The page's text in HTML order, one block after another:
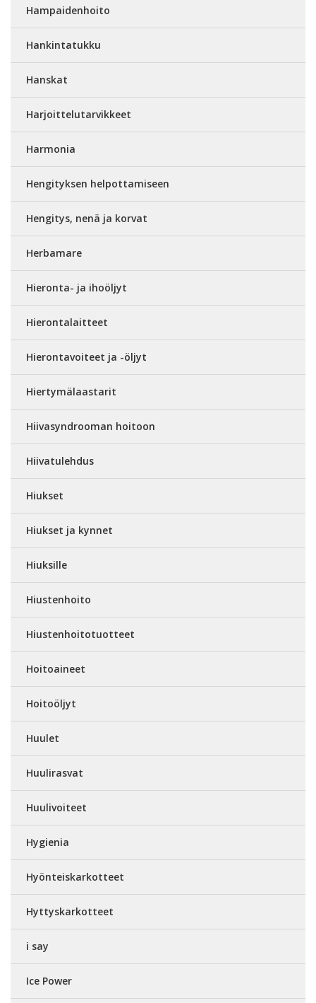
Hampaidenhoito
Hankintatukku
Hanskat
Harjoittelutarvikkeet
Harmonia
Hengityksen helpottamiseen
Hengitys, nenä ja korvat
Herbamare
Hieronta- ja ihoöljyt
Hierontalaitteet
Hierontavoiteet ja -öljyt
Hiertymälaastarit
Hiivasyndrooman hoitoon
Hiivatulehdus
Hiukset
Hiukset ja kynnet
Hiuksille
Hiustenhoito
Hiustenhoitotuotteet
Hoitoaineet
Hoitoöljyt
Huulet
Huulirasvat
Huulivoiteet
Hygienia
Hyönteiskarkotteet
Hyttyskarkotteet
i say
Ice Power